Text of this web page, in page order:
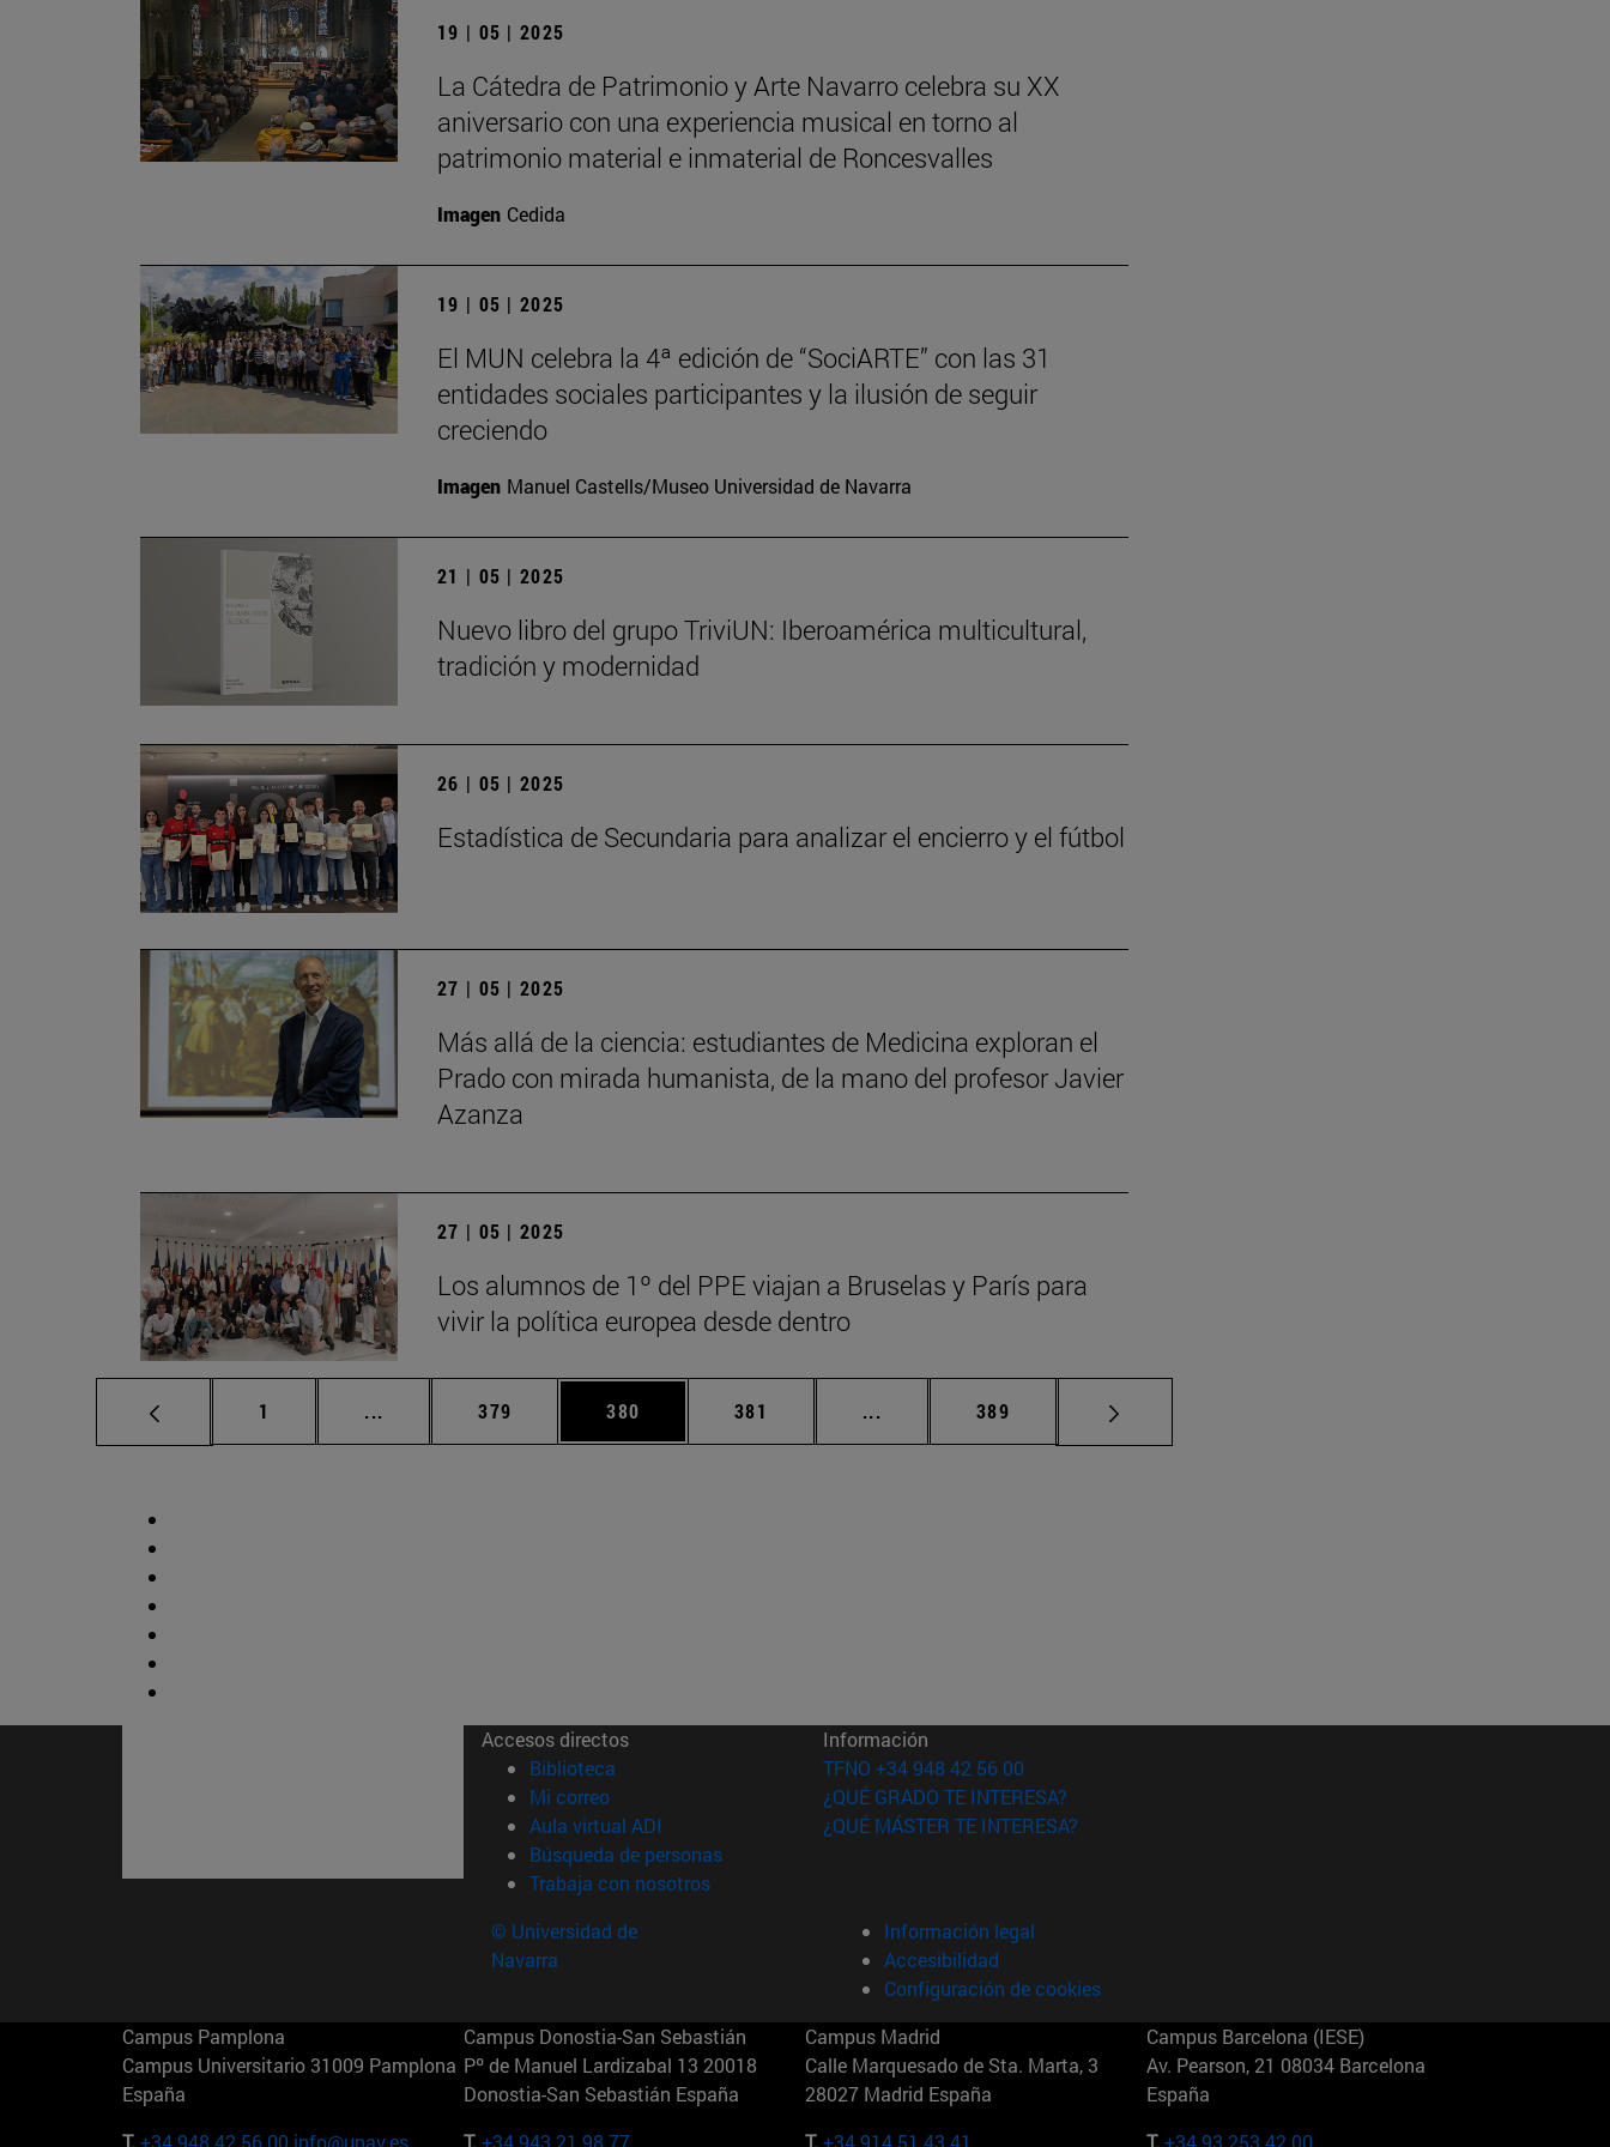
19 | 05 | 2025
La Cátedra de Patrimonio y Arte Navarro celebra su XX
aniversario con una experiencia musical en torno al
patrimonio material e inmaterial de Roncesvalles
Imagen Cedida
19 | 05 | 2025
El MUN celebra la 4ª edición de “SociARTE” con las 31
entidades sociales participantes y la ilusión de seguir
creciendo
Imagen Manuel Castells/Museo Universidad de Navarra
21 | 05 | 2025
Nuevo libro del grupo TriviUN: Iberoamérica multicultural,
tradición y modernidad
26 | 05 | 2025
Estadística de Secundaria para analizar el encierro y el fútbol
27 | 05 | 2025
Más allá de la ciencia: estudiantes de Medicina exploran el
Prado con mirada humanista, de la mano del profesor Javier
Azanza
27 | 05 | 2025
Los alumnos de 1º del PPE viajan a Bruselas y París para
vivir la política europea desde dentro
Página
1 ... Páginas intermedias Use TAB para desplazarse.
Página
379 Página
380 Página
381 ... Páginas intermedias Use TAB para desplazarse.
Página
389
Accesos directos
Biblioteca (abre en nueva ventana)
Mi correo(abre en nueva ventana)
Aula virtual ADI (abre en nueva ventana)
Búsqueda de personas(abre en nueva ventana)
Trabaja con nosotros(abre en nueva ventana)
Información
TFNO +34 948 42 56 00
¿QUÉ GRADO TE INTERESA?
¿QUÉ MÁSTER TE INTERESA?
© Universidad de
Navarra
Información legal
Accesibilidad
Configuración de cookies
Campus Pamplona
Campus Universitario 31009 Pamplona
España
T. +34 948 42 56 00 info@unav.es
Campus Donostia-San Sebastián
Pº de Manuel Lardizabal 13 20018
Donostia-San Sebastián España
T. +34 943 21 98 77
Campus Madrid
Calle Marquesado de Sta. Marta, 3
28027 Madrid España
T. +34 914 51 43 41
Campus Barcelona (IESE)
Av. Pearson, 21 08034 Barcelona
España
T. +34 93 253 42 00